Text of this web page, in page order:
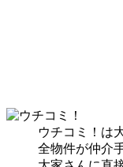
ウチコミ！は
全物件が仲介